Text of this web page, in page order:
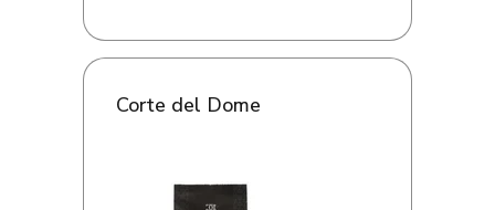
Corte del Dome